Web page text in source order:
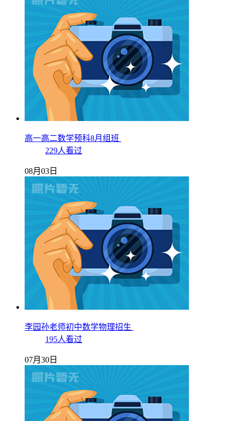
高一高二数学预科8月组班
229人看过
08月03日
李园孙老师初中数学物理招生
195人看过
07月30日